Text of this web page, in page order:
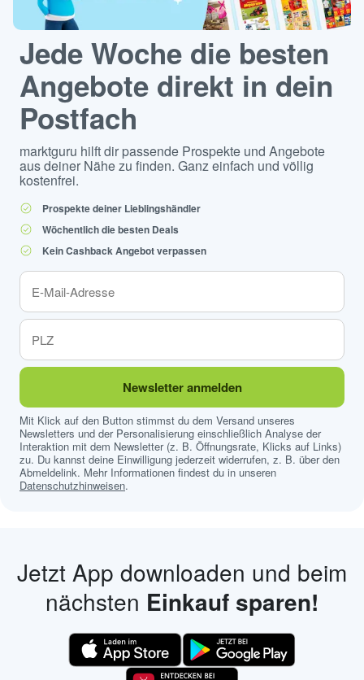
Jede Woche die besten
Angebote direkt in dein
Postfach
marktguru hilft dir passende Prospekte und Angebote
aus deiner Nähe zu finden. Ganz einfach und völlig
kostenfrei.
Prospekte deiner Lieblingshändler
Wöchentlich die besten Deals
Kein Cashback Angebot verpassen
Newsletter anmelden
Mit Klick auf den Button stimmst du dem Versand unseres
Newsletters und der Personalisierung einschließlich Analyse der
Interaktion mit dem Newsletter (z. B. Öffnungsrate, Klicks auf Links)
zu. Du kannst deine Einwilligung jederzeit widerrufen, z. B. über den
Abmeldelink. Mehr Informationen findest du in unseren
Datenschutzhinweisen.
Jetzt App downloaden und beim
nächsten Einkauf sparen!